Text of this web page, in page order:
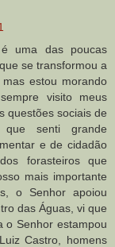
uma das poucas
se transformou a
estou morando
visito meus
questões sociais de
senti grande
e de cidadão
forasteiros que
mais importante
o Senhor apoiou
das Águas, vi que
o Senhor estampou
Castro, homens